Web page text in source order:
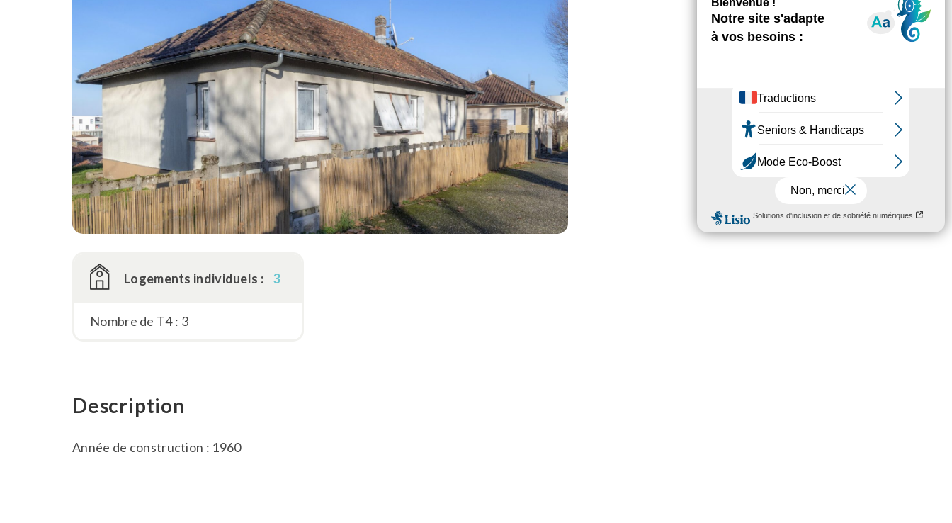
Logements individuels : 3
Nombre de T4 : 3
Description
Année de construction : 1960